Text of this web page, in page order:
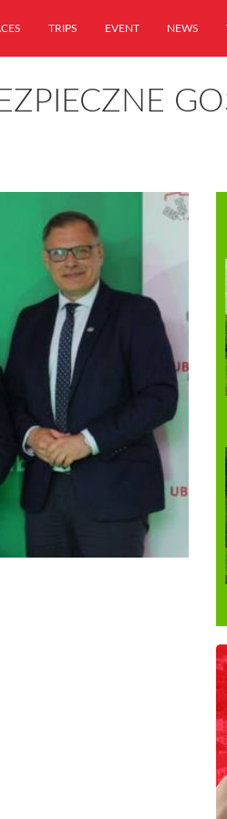
TRIPS EVENT NEWS